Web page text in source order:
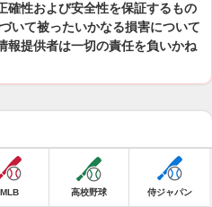
確性および安全性を保証するもの
いて被ったいかなる損害について
報提供者は一切の責任を負いかね
MLB 高校野球 侍ジャパン